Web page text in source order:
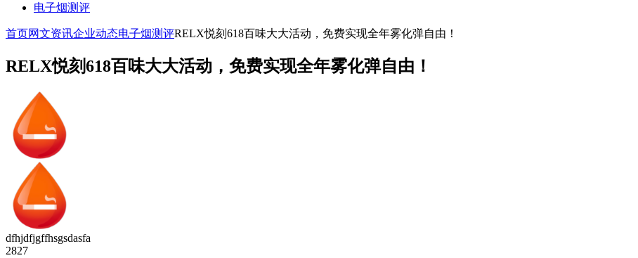
电子烟测评
首页网文资讯企业动态电子烟测评RELX悦刻618百味大大活动，免费实现全年雾化弹自由！
RELX悦刻618百味大大活动，免费实现全年雾化弹自由！
dfhjdfjgffhsgsdasfa
2827